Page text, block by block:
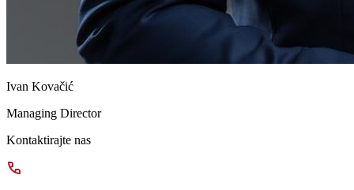
Ivan Kovačić
Managing Director
Kontaktirajte nas